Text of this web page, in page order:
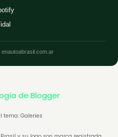
de Blogger
tema: Galeries